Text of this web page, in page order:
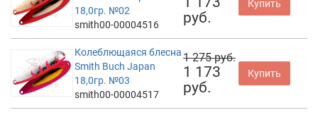
18,0гр. №02
smith00-00004516
руб.
Купить
Колеблющаяся блесна
Smith Buch Japan
18,0гр. №03
smith00-00004517
1 275 руб.
1 173
руб.
Купить